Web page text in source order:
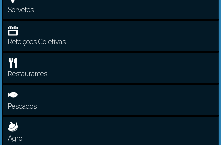
Sorvetes
Refeições Coletivas
Restaurantes
Pescados
Agro